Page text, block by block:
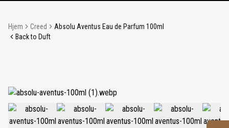
Hjem Creed
Absolu Aventus Eau de Parfum 100ml
Back to Duft